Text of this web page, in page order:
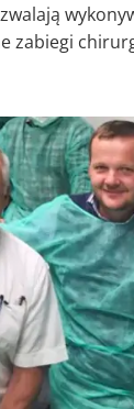
zabiegi